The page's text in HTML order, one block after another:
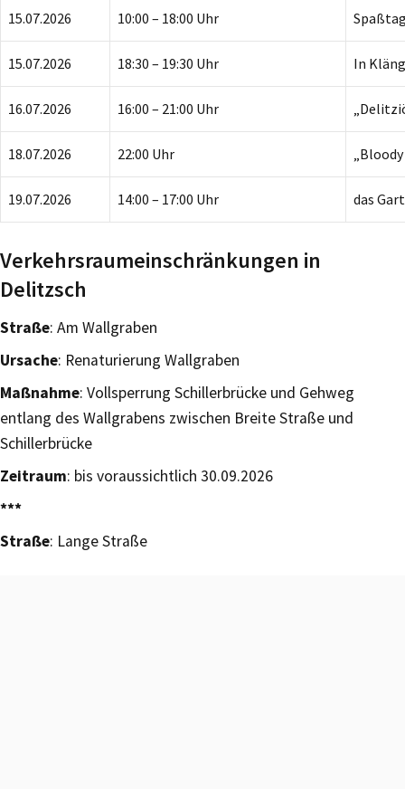
15.07.2026 10:00 – 18:00 Uhr
15.07.2026 18:30 – 19:30 Uhr In
16.07.2026 16:00 – 21:00 Uhr
18.07.2026 22:00 Uhr
19.07.2026 14:00 – 17:00 Uhr das
Verkehrsraumeinschränkungen in
Delitzsch
Straße: Am Wallgraben
Ursache: Renaturierung Wallgraben
Maßnahme: Vollsperrung Schillerbrücke und Gehweg
entlang des Wallgrabens zwischen Breite Straße und
Schillerbrücke
Zeitraum: bis voraussichtlich 30.09.2026
***
Straße: Lange Straße